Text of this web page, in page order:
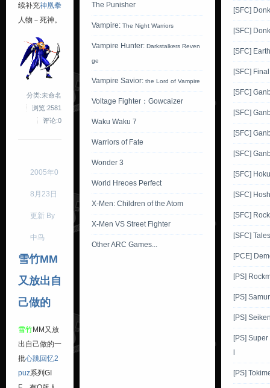
续补充神凰拳
人物－死神。
分类:未命名
浏览:2581
评论:0
2005年0
8月23日
更新 By
中鸟
雪竹MM
又放出自
己做的
雪竹MM又放
出自己做的一
批心跳回忆2
puz系列GI
The Punisher
Vampire: The Night Warriors
Vampire Hunter: Darkstalkers Reven
ge
Vampire Savior: the Lord of Vampire
Voltage Fighter：Gowcaizer
Waku Waku 7
Warriors of Fate
Wonder 3
World Hreoes Perfect
X-Men: Children of the Atom
X-Men VS Street Fighter
Other ARC Games...
[SFC]
[SFC]
[SFC]
[SFC]
[SFC]
[SFC]
[SFC]
[SFC]
[SFC]
[SFC]
[SFC]
[SFC]
[PCE]
[PS]
[PS]
[PS]
[PS]
[PS]